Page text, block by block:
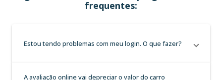
frequentes:
Estou tendo problemas com meu login. O que fazer?
A avaliação online vai depreciar o valor do carro